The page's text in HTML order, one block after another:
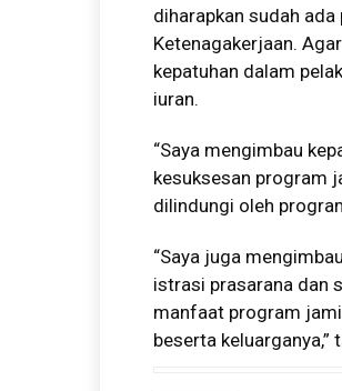
diharapkan sudah
Ketenagakerjaan.
kepatuhan dalam
iuran.
“Saya mengimbau
kesuksesan program
dilindungi oleh
“Saya juga
istrasi prasarana dan
manfaat program
beserta keluarganya,”